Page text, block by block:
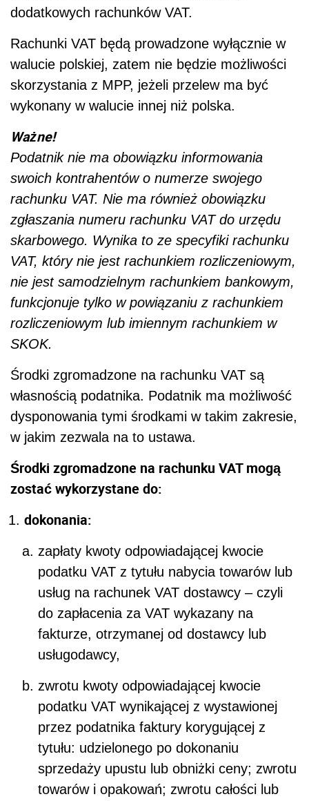
dodatkowych rachunków VAT.
Rachunki VAT będą prowadzone wyłącznie w
walucie polskiej, zatem nie będzie możliwości
skorzystania z MPP, jeżeli przelew ma być
wykonany w walucie innej niż polska.
Ważne!
Podatnik nie ma obowiązku informowania
swoich kontrahentów o numerze swojego
rachunku VAT. Nie ma również obowiązku
zgłaszania numeru rachunku VAT do urzędu
skarbowego. Wynika to ze specyfiki rachunku
VAT, który nie jest rachunkiem rozliczeniowym,
nie jest samodzielnym rachunkiem bankowym,
funkcjonuje tylko w powiązaniu z rachunkiem
rozliczeniowym lub imiennym rachunkiem w
SKOK.
Środki zgromadzone na rachunku VAT są
własnością podatnika. Podatnik ma możliwość
dysponowania tymi środkami w takim zakresie,
w jakim zezwala na to ustawa.
Środki zgromadzone na rachunku VAT mogą
zostać wykorzystane do:
dokonania:
zapłaty kwoty odpowiadającej kwocie
podatku VAT z tytułu nabycia towarów lub
usług na rachunek VAT dostawcy – czyli
do zapłacenia za VAT wykazany na
fakturze, otrzymanej od dostawcy lub
usługodawcy,
zwrotu kwoty odpowiadającej kwocie
podatku VAT wynikającej z wystawionej
przez podatnika faktury korygującej z
tytułu: udzielonego po dokonaniu
sprzedaży upustu lub obniżki ceny; zwrotu
towarów i opakowań; zwrotu całości lub